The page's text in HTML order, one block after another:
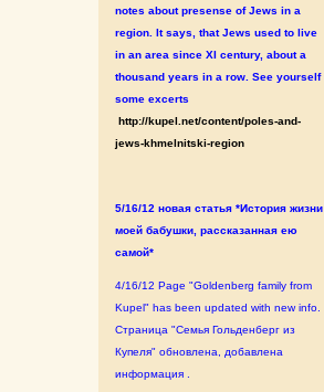
notes about presense of Jews in a
region. It says, that Jews used to live
in an area since XI century, about a
thousand years in a row. See yourself
some excerts
http://kupel.net/content/poles-and-
jews-khmelnitski-region
5/16/12 новая статья *История жизни
моей бабушки, рассказанная ею
самой*
4/16/12 Page "Goldenberg family from
Kupel" has been updated with new info.
Страница "Семья Гольденберг из
Купеля" обновлена, добавлена
информация .